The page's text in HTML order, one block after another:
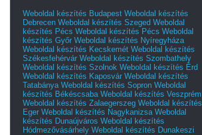
Weboldal készítés Budapest Weboldal készítés
Debrecen Weboldal készítés Szeged Weboldal
készítés Pécs Weboldal készítés Pécs Weboldal
készítés Győr Weboldal készítés Nyíregyháza
Weboldal készítés Kecskemét Weboldal készítés
Székesfehérvár Weboldal készítés Szombathely
Weboldal készítés Szolnok Weboldal készítés Érd
Weboldal készítés Kaposvár Weboldal készítés
Tatabánya Weboldal készítés Sopron Weboldal
készítés Békéscsaba Weboldal készítés Veszprém
Weboldal készítés Zalaegerszeg Weboldal készítés
Eger Weboldal készítés Nagykanizsa Weboldal
készítés Dunaújváros Weboldal készítés
Hódmezővásárhely Weboldal készítés Dunakeszi